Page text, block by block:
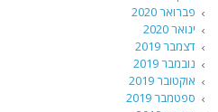
פברואר 2020
ינואר 2020
דצמבר 2019
נובמבר 2019
אוקטובר 2019
ספטמבר 2019